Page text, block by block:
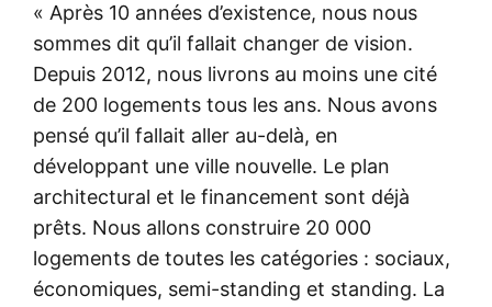
« Après 10 années d’existence, nous nous
sommes dit qu’il fallait changer de vision.
Depuis 2012, nous livrons au moins une cité
de 200 logements tous les ans. Nous avons
pensé qu’il fallait aller au-delà, en
développant une ville nouvelle. Le plan
architectural et le financement sont déjà
prêts. Nous allons construire 20 000
logements de toutes les catégories : sociaux,
économiques, semi-standing et standing. La